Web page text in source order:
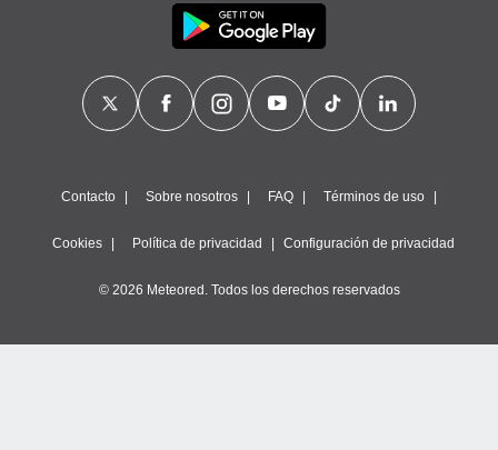
Contacto Sobre nosotros FAQ Términos de uso
Cookies Política de privacidad Configuración de privacidad
© 2026 Meteored. Todos los derechos reservados